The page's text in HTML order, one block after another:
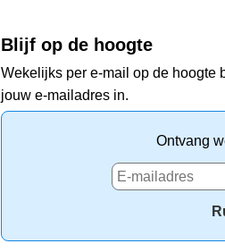
Blijf op de hoogte
Wekelijks per e-mail op de hoogte
jouw e-mailadres in.
Ontvang